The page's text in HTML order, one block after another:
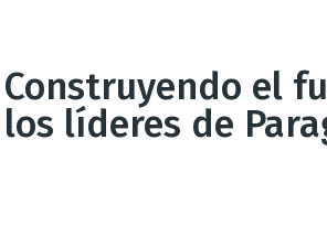
Construyendo el
los líderes de